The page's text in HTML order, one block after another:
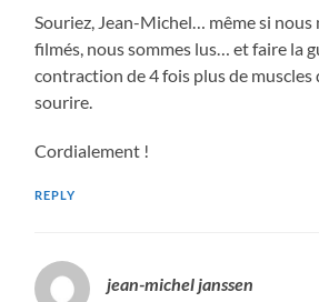
Souriez, Jean-Michel… même si nous
filmés, nous sommes lus… et faire la
contraction de 4 fois plus de muscles
sourire.
Cordialement !
REPLY
jean-michel janssen